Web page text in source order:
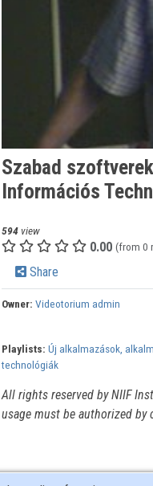
Szabad
Információs
594view
0.00 (from 0
Share
Owner: Videotorium admin
Playlists: Új alkalmazások,
technológiák
All rights reserved by NIIF
usage must be authorized by